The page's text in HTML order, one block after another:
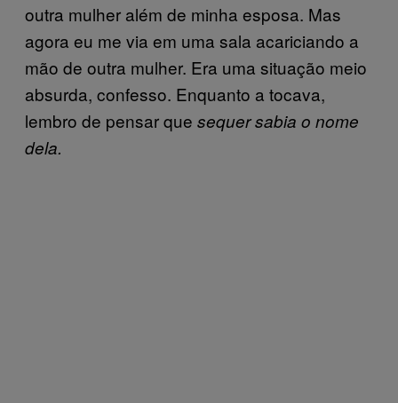
outra mulher além de minha esposa. Mas
agora eu me via em uma sala acariciando a
mão de outra mulher. Era uma situação meio
absurda, confesso. Enquanto a tocava,
lembro de pensar que sequer sabia o nome
dela.